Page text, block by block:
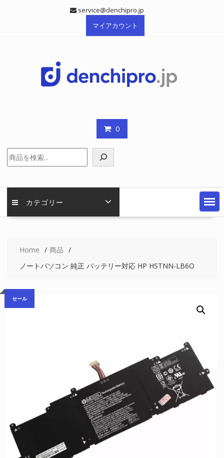
service@denchipro.jp
マイアカウント
0
索
カテゴリー
Home
商品
ノートパソコン 純正 バッテリー対応 HP HSTNN-LB6O
セール